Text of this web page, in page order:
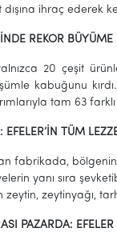
dışına ihraç ederek
REKOR BÜYÜME
20 çeşit
kabuğunu
tam 63
TÜM
fabrikada,
yanı sıra
zeytin, zeytinyağı,
PAZARDA: